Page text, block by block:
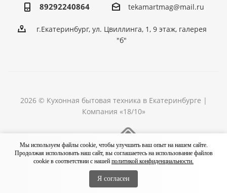
89292240864 tekamartmag@mail.ru
г.Екатеринбург, ул. Цвиллинга, 1, 9 этаж, галерея
"б"
2026 © Кухонная бытовая техника в Екатеринбурге |
Компания «18/10»
Мы используем файлы cookie, чтобы улучшить ваш опыт на нашем сайте.
Продолжая использовать наш сайт, вы соглашаетесь на использование файлов
cookie в соответствии с нашей политикой конфиденциальности.
Я согласен